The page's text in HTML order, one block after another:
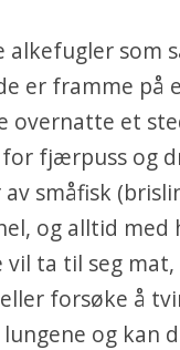
alkefugler som
er framme på
overnatte et
fjærpuss og
småfisk
og alltid
vil ta til seg
forsøke å
og kan